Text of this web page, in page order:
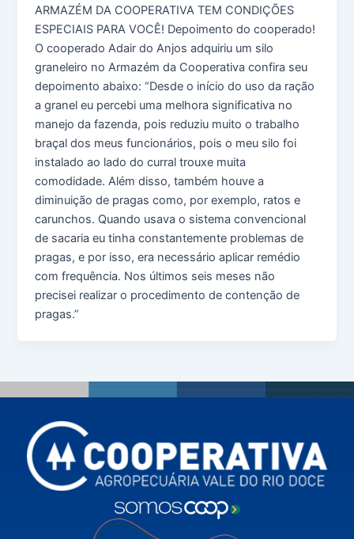
ARMAZÉM DA COOPERATIVA TEM CONDIÇÕES
ESPECIAIS PARA VOCÊ! Depoimento do cooperado!
O cooperado Adair do Anjos adquiriu um silo
graneleiro no Armazém da Cooperativa confira seu
depoimento abaixo: “Desde o início do uso da ração
a granel eu percebi uma melhora significativa no
manejo da fazenda, pois reduziu muito o trabalho
braçal dos meus funcionários, pois o meu silo foi
instalado ao lado do curral trouxe muita
comodidade. Além disso, também houve a
diminuição de pragas como, por exemplo, ratos e
carunchos. Quando usava o sistema convencional
de sacaria eu tinha constantemente problemas de
pragas, e por isso, era necessário aplicar remédio
com frequência. Nos últimos seis meses não
precisei realizar o procedimento de contenção de
pragas.”